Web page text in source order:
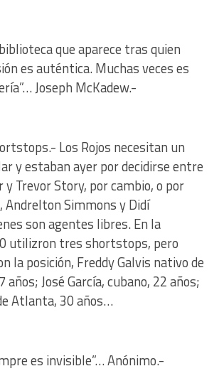
que aparece tras quien
es auténtica. Muchas veces es
Joseph McKadew.-
Los Rojos necesitan un
y estaban ayer por decidirse entre
y Trevor Story, por cambio, o por
Andrelton Simmons y Didí
son agentes libres. En la
utilizron tres shortstops, pero
la posición, Freddy Galvis nativo de
años; José García, cubano, 22 años;
Atlanta, 30 años…
es invisible”… Anónimo.-